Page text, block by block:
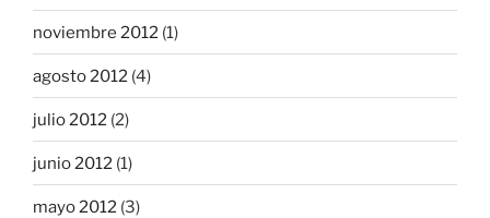
noviembre 2012 (1)
agosto 2012 (4)
julio 2012 (2)
junio 2012 (1)
mayo 2012 (3)